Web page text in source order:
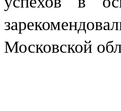
Московской